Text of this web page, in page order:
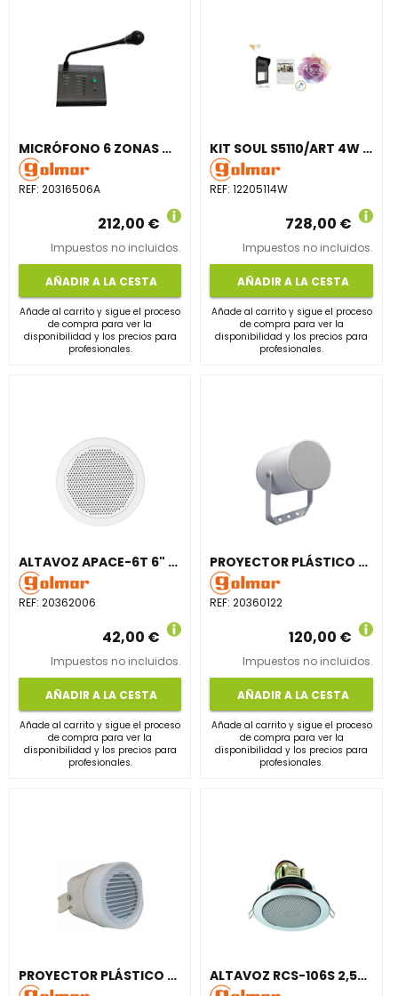
MICRÓFONO 6 ZONAS G-500RMf CON CONTROL DE VOLUMEN
REF: 20316506A
212,00 €
Impuestos no incluidos.
AÑADIR A LA CESTA
Añade al carrito y sigue el proceso
de compra para ver la
disponibilidad y los precios para
profesionales.
KIT SOUL S5110/ART 4W LITE 1P WIFI
REF:12205114W
728,00 €
Impuestos no incluidos.
AÑADIR A LA CESTA
Añade al carrito y sigue el proceso
de compra para ver la
disponibilidad y los precios para
profesionales.
ALTAVOZ APACE-6T 6" CON TRANSFORMADOR LÍNEA 100V
REF: 20362006
42,00 €
Impuestos no incluidos.
AÑADIR A LA CESTA
Añade al carrito y sigue el proceso
de compra para ver la
disponibilidad y los precios para
profesionales.
PROYECTOR PLÁSTICO CIRCULAR CAD-20T ALTAVOZ 5"
REF:20360122
120,00 €
Impuestos no incluidos.
AÑADIR A LA CESTA
Añade al carrito y sigue el proceso
de compra para ver la
disponibilidad y los precios para
profesionales.
PROYECTOR PLÁSTICO CIRCULAR VEP-15T ALTAVOZ 4" GRIS ALTAVOZ RCS-106S 2,5" TRANSFORMADOR LÍNEA 100V